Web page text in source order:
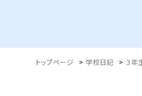
トップページ > 学校日記 > ３年